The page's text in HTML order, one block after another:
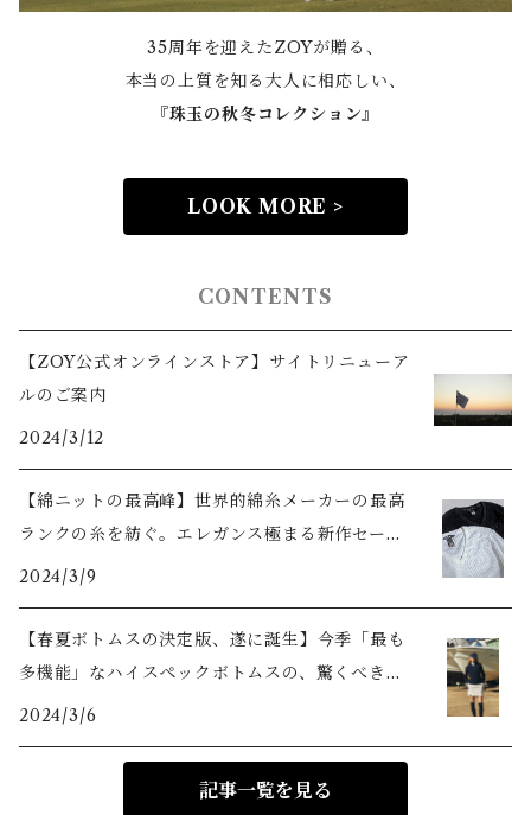
35周年を迎えたZOYが贈る、
本当の上質を知る大人に相応しい、
『珠玉の秋冬コレクション』
LOOK MORE >
CONTENTS
【ZOY公式オンラインストア】サイトリニューア
ルのご案内
2024/3/12
【綿ニットの最高峰】世界的綿糸メーカーの最高
ランクの糸を紡ぐ。エレガンス極まる新作セータ
ーをご紹介
2024/3/9
【春夏ボトムスの決定版、遂に誕生】今季「最も
多機能」なハイスペックボトムスの、驚くべき機
能美とは？
2024/3/6
記事一覧を見る